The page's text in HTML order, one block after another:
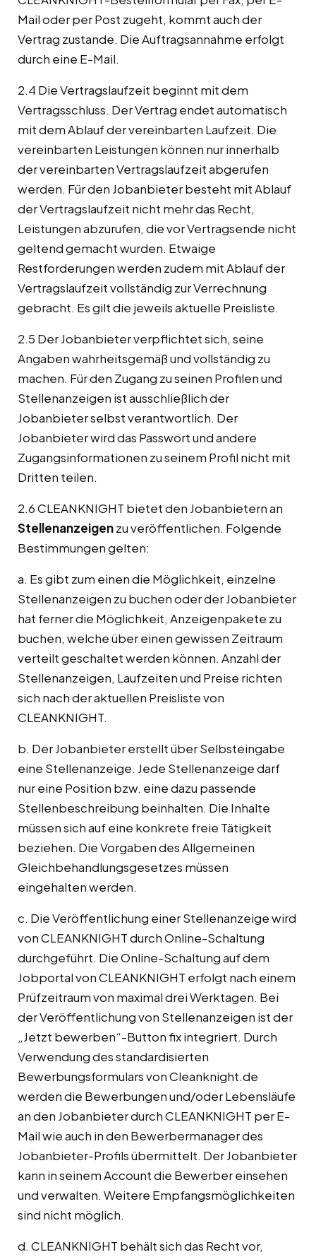
Mail oder per Post zugeht, kommt auch der
Vertrag zustande. Die Auftragsannahme erfolgt
durch eine E-Mail.
2.4 Die Vertragslaufzeit beginnt mit dem
Vertragsschluss. Der Vertrag endet automatisch
mit dem Ablauf der vereinbarten Laufzeit. Die
vereinbarten Leistungen können nur innerhalb
der vereinbarten Vertragslaufzeit abgerufen
werden. Für den Jobanbieter besteht mit Ablauf
der Vertragslaufzeit nicht mehr das Recht,
Leistungen abzurufen, die vor Vertragsende nicht
geltend gemacht wurden. Etwaige
Restforderungen werden zudem mit Ablauf der
Vertragslaufzeit vollständig zur Verrechnung
gebracht. Es gilt die jeweils aktuelle Preisliste.
2.5 Der Jobanbieter verpflichtet sich, seine
Angaben wahrheitsgemäß und vollständig zu
machen. Für den Zugang zu seinen Profilen und
Stellenanzeigen ist ausschließlich der
Jobanbieter selbst verantwortlich. Der
Jobanbieter wird das Passwort und andere
Zugangsinformationen zu seinem Profil nicht mit
Dritten teilen.
2.6 CLEANKNIGHT bietet den Jobanbietern an
Stellenanzeigenzu veröffentlichen. Folgende
Bestimmungen gelten:
a. Es gibt zum einen die Möglichkeit, einzelne
Stellenanzeigen zu buchen oder der Jobanbieter
hat ferner die Möglichkeit, Anzeigenpakete zu
buchen, welche über einen gewissen Zeitraum
verteilt geschaltet werden können. Anzahl der
Stellenanzeigen, Laufzeiten und Preise richten
sich nach der aktuellen Preisliste von
CLEANKNIGHT.
b. Der Jobanbieter erstellt über Selbsteingabe
eine Stellenanzeige. Jede Stellenanzeige darf
nur eine Position bzw. eine dazu passende
Stellenbeschreibung beinhalten. Die Inhalte
müssen sich auf eine konkrete freie Tätigkeit
beziehen. Die Vorgaben des Allgemeinen
Gleichbehandlungsgesetzes müssen
eingehalten werden.
c. Die Veröffentlichung einer Stellenanzeige wird
von CLEANKNIGHT durch Online-Schaltung
durchgeführt. Die Online-Schaltung auf dem
Jobportal von CLEANKNIGHT erfolgt nach einem
Prüfzeitraum von maximal drei Werktagen. Bei
der Veröffentlichung von Stellenanzeigen ist der
„Jetzt bewerben“-Button fix integriert. Durch
Verwendung des standardisierten
Bewerbungsformulars von Cleanknight.de
werden die Bewerbungen und/oder Lebensläufe
an den Jobanbieter durch CLEANKNIGHT per E-
Mail wie auch in den Bewerbermanager des
Jobanbieter-Profils übermittelt. Der Jobanbieter
kann in seinem Account die Bewerber einsehen
und verwalten. Weitere Empfangsmöglichkeiten
sind nicht möglich.
d. CLEANKNIGHT behält sich das Recht vor,